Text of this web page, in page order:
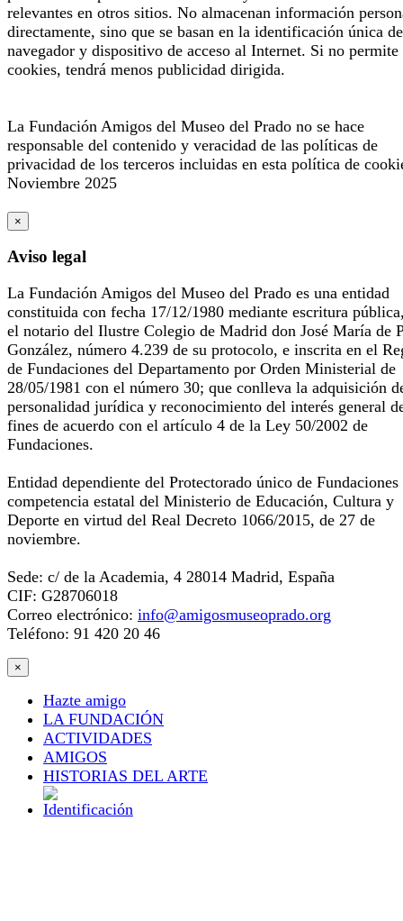
relevantes en otros sitios. No almacenan información
directamente, sino que se basan en la identificación única
navegador y dispositivo de acceso al Internet. Si no permite
cookies, tendrá menos publicidad dirigida.
La Fundación Amigos del Museo del Prado no se hace
responsable del contenido y veracidad de las políticas de
privacidad de los terceros incluidas en esta política de
Noviembre 2025
×
Aviso legal
La Fundación Amigos del Museo del Prado es una entidad
constituida con fecha 17/12/1980 mediante escritura
el notario del Ilustre Colegio de Madrid don José María de
González, número 4.239 de su protocolo, e inscrita en el
de Fundaciones del Departamento por Orden Ministerial de
28/05/1981 con el número 30; que conlleva la adquisición
personalidad jurídica y reconocimiento del interés general
fines de acuerdo con el artículo 4 de la Ley 50/2002 de
Fundaciones.
Entidad dependiente del Protectorado único de Fundaciones
competencia estatal del Ministerio de Educación, Cultura y
Deporte en virtud del Real Decreto 1066/2015, de 27 de
noviembre.
Sede: c/ de la Academia, 4 28014 Madrid, España
CIF: G28706018
Correo electrónico: info@amigosmuseoprado.org
Teléfono: 91 420 20 46
×
Hazte amigo
LA FUNDACIÓN
ACTIVIDADES
AMIGOS
HISTORIAS DEL ARTE